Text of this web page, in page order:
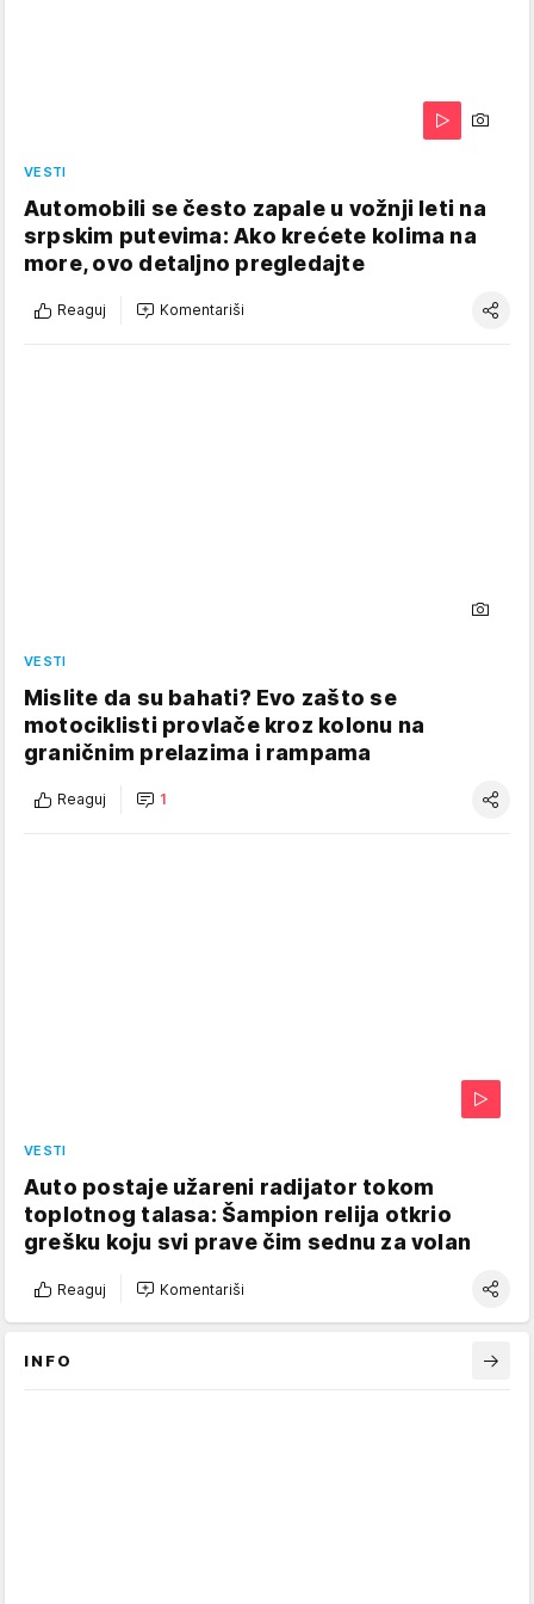
VESTI
Automobili se često zapale u vožnji leti na
srpskim putevima: Ako krećete kolima na
more, ovo detaljno pregledajte
Reaguj Komentariši
VESTI
Mislite da su bahati? Evo zašto se
motociklisti provlače kroz kolonu na
graničnim prelazima i rampama
Reaguj 1
VESTI
Auto postaje užareni radijator tokom
toplotnog talasa: Šampion relija otkrio
grešku koju svi prave čim sednu za volan
Reaguj Komentariši
INFO